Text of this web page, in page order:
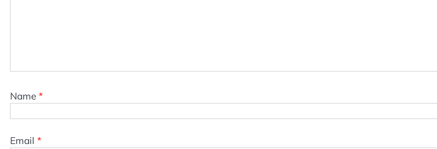
Name *
Email *